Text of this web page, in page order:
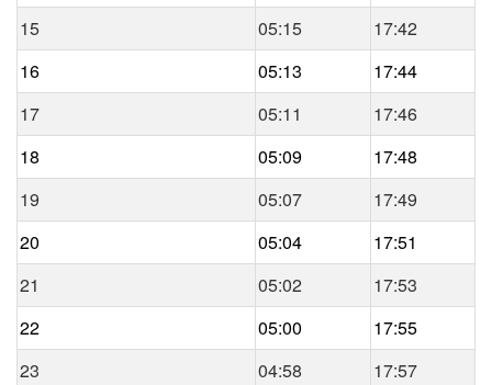
15
05:15
17:42
16
05:13
17:44
17
05:11
17:46
18
05:09
17:48
19
05:07
17:49
20
05:04
17:51
21
05:02
17:53
22
05:00
17:55
23
04:58
17:57